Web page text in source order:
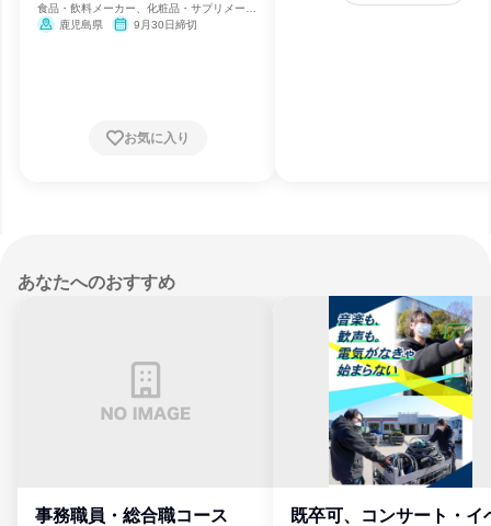
食品・飲料メーカー、化粧品・サプリメーカ
ー
鹿児島県 9月30日締切
お気に入り
あなたへのおすすめ
事務職員・総合職コース
既卒可、コンサート・イ